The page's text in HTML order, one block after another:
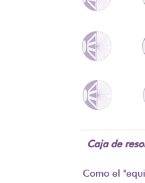
Caja de
Como el